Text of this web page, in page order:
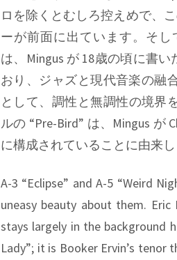
ロを除くとむしろ控えめで、
ーが前面に出ています。そし
は、Mingus が 18歳の頃に書
おり、ジャズと現代音楽の融
として、調性と無調性の境界
ルの “Pre-Bird” は、Mingus が
に構成されていることに由来し
A-3 “Eclipse” and A-5 “Weird
uneasy beauty about them.
stays largely in the background
Lady”; it is Booker Ervin’s